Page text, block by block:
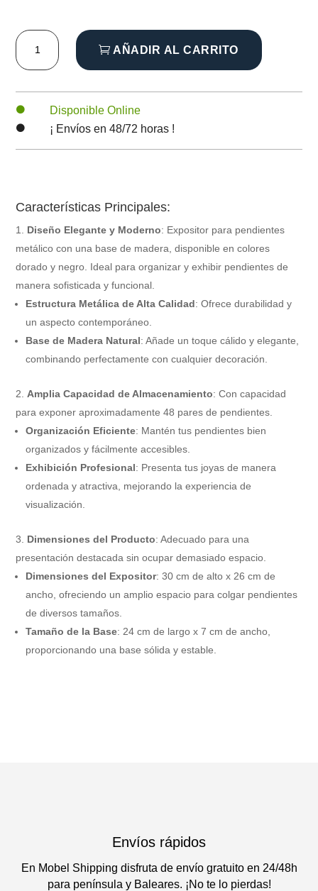
8.40€
9.00€
EXPOSITOR
PENDIENTE
cantidad
AÑADIR AL CARRITO
 Disponible Online
 ¡ Envíos en 48/72 horas !
Características Principales:
Diseño Elegante y Moderno: Expositor para pendientes
metálico con una base de madera, disponible en colores
dorado y negro. Ideal para organizar y exhibir pendientes de
manera sofisticada y funcional.
Estructura Metálica de Alta Calidad: Ofrece durabilidad y
un aspecto contemporáneo.
Base de Madera Natural: Añade un toque cálido y elegante,
combinando perfectamente con cualquier decoración.
Amplia Capacidad de Almacenamiento: Con capacidad
para exponer aproximadamente 48 pares de pendientes.
Organización Eficiente: Mantén tus pendientes bien
organizados y fácilmente accesibles.
Exhibición Profesional: Presenta tus joyas de manera
ordenada y atractiva, mejorando la experiencia de
visualización.
Dimensiones del Producto: Adecuado para una
presentación destacada sin ocupar demasiado espacio.
Dimensiones del Expositor: 30 cm de alto x 26 cm de
ancho, ofreciendo un amplio espacio para colgar pendientes
de diversos tamaños.
Tamaño de la Base: 24 cm de largo x 7 cm de ancho,
proporcionando una base sólida y estable.
Envíos rápidos
En Mobel Shipping disfruta de envío gratuito en 24/48h
para península y Baleares. ¡No te lo pierdas!